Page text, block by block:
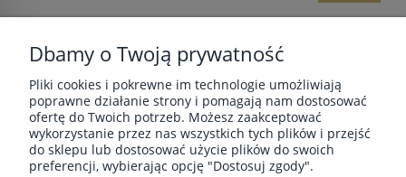
POMOC
MOJE KONTO
Dbamy o Twoją prywatność
Pliki cookies i pokrewne im technologie umożliwiają
poprawne działanie strony i pomagają nam dostosować
ofertę do Twoich potrzeb. Możesz zaakceptować
wykorzystanie przez nas wszystkich tych plików i przejść
do sklepu lub dostosować użycie plików do swoich
preferencji, wybierając opcję "Dostosuj zgody".